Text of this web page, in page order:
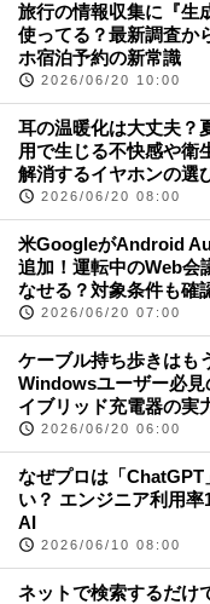
旅行の情報収集に『生
使ってる？最新調査か
ホ宿泊予約の新常識
2026/06/20 10:00
耳の温暖化は大丈夫？
用で生じる不快感や衛
解消するイヤホンの選
2026/06/20 08:00
米GoogleがAndroid
追加！運転中のWeb会
なせる？対象条件も確
2026/06/20 07:00
ケーブル持ち歩きはも
Windowsユーザー必見
イブリッド充電器の実
2026/06/20 06:00
なぜプロは「ChatGPT
い？ エンジニア利用率
AI
2026/06/10 08:00
ネットで検索するだけ